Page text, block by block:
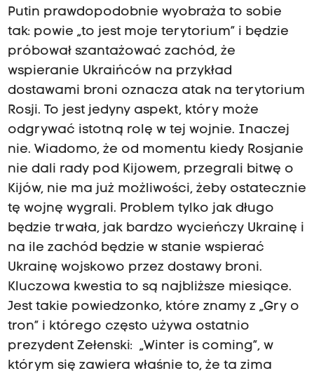
Putin prawdopodobnie wyobraża to sobie
tak: powie „to jest moje terytorium” i będzie
próbował szantażować zachód, że
wspieranie Ukraińców na przykład
dostawami broni oznacza atak na terytorium
Rosji. To jest jedyny aspekt, który może
odgrywać istotną rolę w tej wojnie. Inaczej
nie. Wiadomo, że od momentu kiedy Rosjanie
nie dali rady pod Kijowem, przegrali bitwę o
Kijów, nie ma już możliwości, żeby ostatecznie
tę wojnę wygrali. Problem tylko jak długo
będzie trwała, jak bardzo wycieńczy Ukrainę i
na ile zachód będzie w stanie wspierać
Ukrainę wojskowo przez dostawy broni.
Kluczowa kwestia to są najbliższe miesiące.
Jest takie powiedzonko, które znamy z „Gry o
tron” i którego często używa ostatnio
prezydent Zełenski: „Winter is coming”, w
którym się zawiera właśnie to, że ta zima